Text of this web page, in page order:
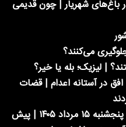
باغ‌های شهریار | چون قدیمی
می‌کنند؟
| لیزیک؛ بله یا خیر؟
در آستانه اعدام | قضات
وضعیت هوای فردا آذربایجان غربی پنجشنبه ۱۵ مرداد ۱۴۰۵ | پیش